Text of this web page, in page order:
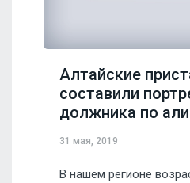
Алтайские
составили
должника по
31 мая, 2019
В нашем регионе